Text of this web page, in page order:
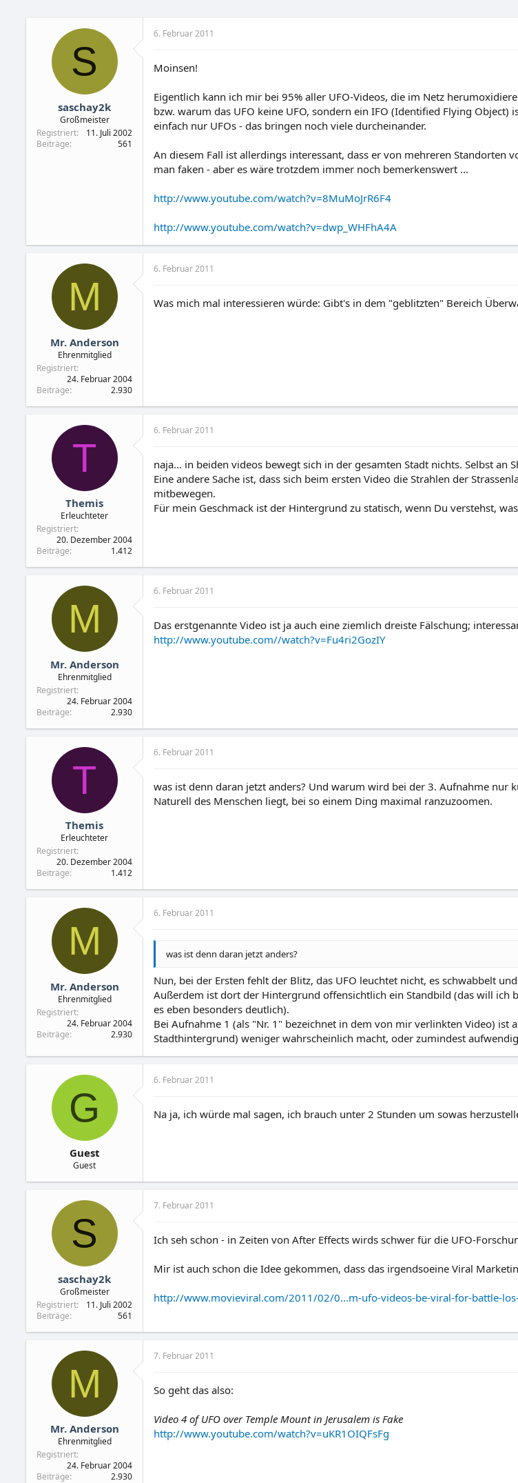
S
saschay2k
Großmeister
Registriert
11. Juli 2002
Beiträge
561
6. Februar 2011
Moinsen!
Eigentlich kann ich mir bei 95% aller UFO-Videos, die im Netz
bzw. warum das UFO keine UFO, sondern ein IFO (Identified Flying
einfach nur UFOs - das bringen noch viele durcheinander.
An diesem Fall ist allerdings interessant, dass er von mehreren Standorten
man faken - aber es wäre trotzdem immer noch bemerkenswert ...
http://www.youtube.com/watch?v=8MuMoJrR6F4
http://www.youtube.com/watch?v=dwp_WHFhA4A
M
Mr. Anderson
Ehrenmitglied
Registriert
24. Februar 2004
Beiträge
2.930
6. Februar 2011
Was mich mal interessieren würde: Gibt's in dem "geblitzten" Bereich
T
Themis
Erleuchteter
Registriert
20. Dezember 2004
Beiträge
1.412
6. Februar 2011
naja... in beiden videos bewegt sich in der gesamten Stadt nichts. Selbst an
Eine andere Sache ist, dass sich beim ersten Video die Strahlen der
mitbewegen.
Für mein Geschmack ist der Hintergrund zu statisch, wenn Du verstehst,
M
Mr. Anderson
Ehrenmitglied
Registriert
24. Februar 2004
Beiträge
2.930
6. Februar 2011
Das erstgenannte Video ist ja auch eine ziemlich dreiste Fälschung;
http://www.youtube.com//watch?v=Fu4ri2GozIY
T
Themis
Erleuchteter
Registriert
20. Dezember 2004
Beiträge
1.412
6. Februar 2011
was ist denn daran jetzt anders? Und warum wird bei der 3. Aufnahme
Naturell des Menschen liegt, bei so einem Ding maximal ranzuzoomen.
M
Mr. Anderson
Ehrenmitglied
Registriert
24. Februar 2004
Beiträge
2.930
6. Februar 2011
was ist denn daran jetzt anders?
Nun, bei der Ersten fehlt der Blitz, das UFO leuchtet nicht, es schwabbelt
Außerdem ist dort der Hintergrund offensichtlich ein Standbild (das will ich
es eben besonders deutlich).
Bei Aufnahme 1 (als "Nr. 1" bezeichnet in dem von mir verlinkten Video) ist
Stadthintergrund) weniger wahrscheinlich macht, oder zumindest
G
Guest
Guest
6. Februar 2011
Na ja, ich würde mal sagen, ich brauch unter 2 Stunden um sowas
S
saschay2k
Großmeister
Registriert
11. Juli 2002
Beiträge
561
7. Februar 2011
Ich seh schon - in Zeiten von After Effects wirds schwer für die UFO-
Mir ist auch schon die Idee gekommen, dass das irgendsoeine Viral
http://www.movieviral.com/2011/02/0...m-ufo-videos-be-viral-for-battle-
M
Mr. Anderson
Ehrenmitglied
Registriert
24. Februar 2004
Beiträge
2.930
7. Februar 2011
So geht das also:
Video 4 of UFO over Temple Mount in Jerusalem is Fake
http://www.youtube.com/watch?v=uKR1OIQFsFg